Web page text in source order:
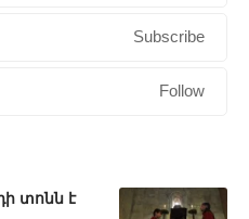
Subscribe
Follow
տոնն է